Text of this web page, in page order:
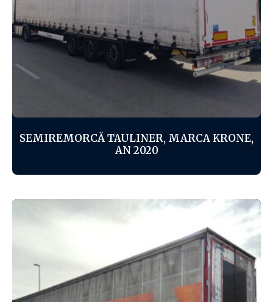
SEMIREMORCĂ TAULINER, MARCA KRONE,
AN 2020